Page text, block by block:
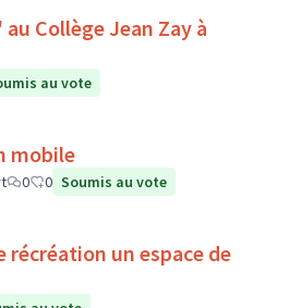
Collège Jean Zay à
au vote
mobile
0 0 Soumis au vote
récréation un espace de